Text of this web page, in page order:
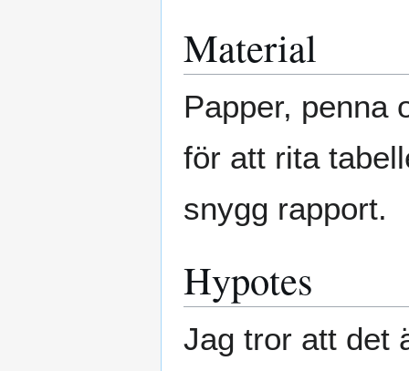
Material
Papper, penna
för att rita
snygg rapport.
Hypotes
Jag tror att det